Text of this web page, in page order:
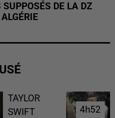
SUPPOSÉS DE LA DZ
TAYLOR
SWIFT
4h52
4h52